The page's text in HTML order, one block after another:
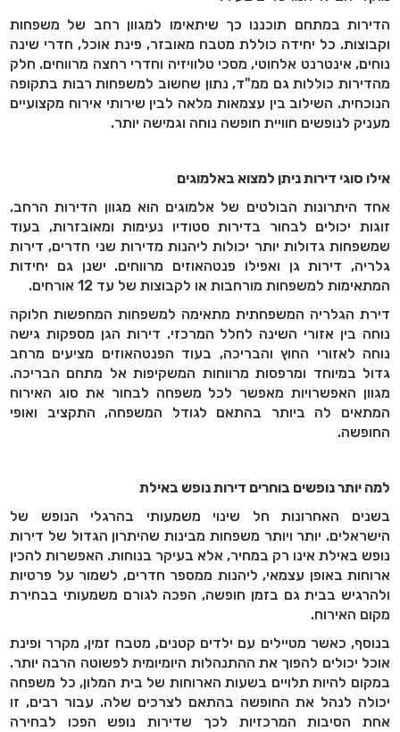
הדירות במתחם תוכננו כך שיתאימו למגוון רחב של משפחות
וקבוצות. כל יחידה כוללת מטבח מאובזר, פינת אוכל, חדרי שינה
נוחים, אינטרנט אלחוטי, מסכי טלוויזיה וחדרי רחצה מרווחים. חלק
מהדירות כוללות גם ממ"ד, נתון שחשוב למשפחות רבות בתקופה
הנוכחית. השילוב בין עצמאות מלאה לבין שירותי אירוח מקצועיים
מעניק לנופשים חוויית חופשה נוחה וגמישה יותר.
אילו סוגי דירות ניתן למצוא באלמוגים
אחד היתרונות הבולטים של אלמוגים הוא מגוון הדירות הרחב.
זוגות יכולים לבחור בדירות סטודיו נעימות ומאובזרות, בעוד
שמשפחות גדולות יותר יכולות ליהנות מדירות שני חדרים, דירות
גלריה, דירות גן ואפילו פנטהאוזים מרווחים. ישנן גם יחידות
המתאימות למשפחות מורחבות או לקבוצות של עד 12 אורחים
.
דירת הגלריה המשפחתית מתאימה למשפחות המחפשות חלוקה
נוחה בין אזורי השינה לחלל המרכזי. דירות הגן מספקות גישה
נוחה לאזורי החוץ והבריכה, בעוד הפנטהאוזים מציעים מרחב
גדול במיוחד ומרפסות מרווחות המשקיפות אל מתחם הבריכה.
מגוון האפשרויות מאפשר לכל משפחה לבחור את סוג האירוח
המתאים לה ביותר בהתאם לגודל המשפחה, התקציב ואופי
החופשה.
למה יותר נופשים בוחרים דירות נופש באילת
בשנים האחרונות חל שינוי משמעותי בהרגלי הנופש של
הישראלים. יותר ויותר משפחות מבינות שהיתרון הגדול של דירות
נופש באילת אינו רק במחיר, אלא בעיקר בנוחות. האפשרות להכין
ארוחות באופן עצמאי, ליהנות ממספר חדרים, לשמור על פרטיות
ולהרגיש בבית גם בזמן חופשה, הפכה לגורם משמעותי בבחירת
מקום האירוח.
בנוסף, כאשר מטיילים עם ילדים קטנים, מטבח זמין, מקרר ופינת
אוכל יכולים להפוך את ההתנהלות היומיומית לפשוטה הרבה יותר.
במקום להיות תלויים בשעות הארוחות של בית המלון, כל משפחה
יכולה לנהל את החופשה בהתאם לצרכים שלה. עבור רבים, זו
אחת הסיבות המרכזיות לכך שדירות נופש הפכו לבחירה